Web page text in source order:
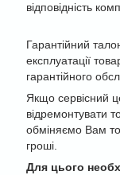
відповідність
Гарантійний
експлуатації
гарантійного
Якщо сервісний
відремонтувати
обміняємо Вам
гроші.
Для цього